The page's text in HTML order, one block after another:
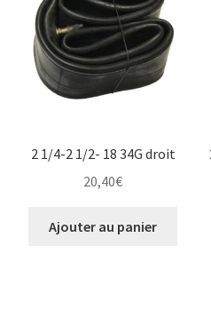
2 1/4-2 1/2- 18 34G droit
20,40€
Ajouter au panier